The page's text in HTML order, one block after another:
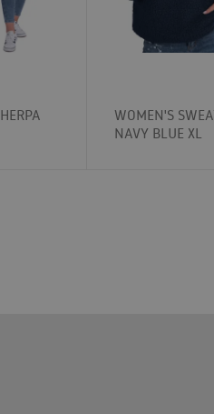
WOMEN'S
NAVY BLUE XL